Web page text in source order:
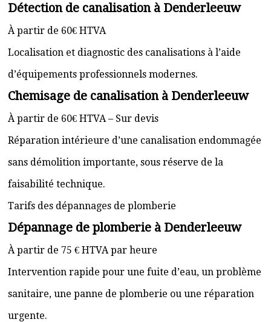
Détection de canalisation à Denderleeuw
À partir de 60€ HTVA
Localisation et diagnostic des canalisations à l’aide
d’équipements professionnels modernes.
Chemisage de canalisation à Denderleeuw
À partir de 60€ HTVA – Sur devis
Réparation intérieure d’une canalisation endommagée
sans démolition importante, sous réserve de la
faisabilité technique.
Tarifs des dépannages de plomberie
Dépannage de plomberie à Denderleeuw
À partir de 75 € HTVA par heure
Intervention rapide pour une fuite d’eau, un problème
sanitaire, une panne de plomberie ou une réparation
urgente.